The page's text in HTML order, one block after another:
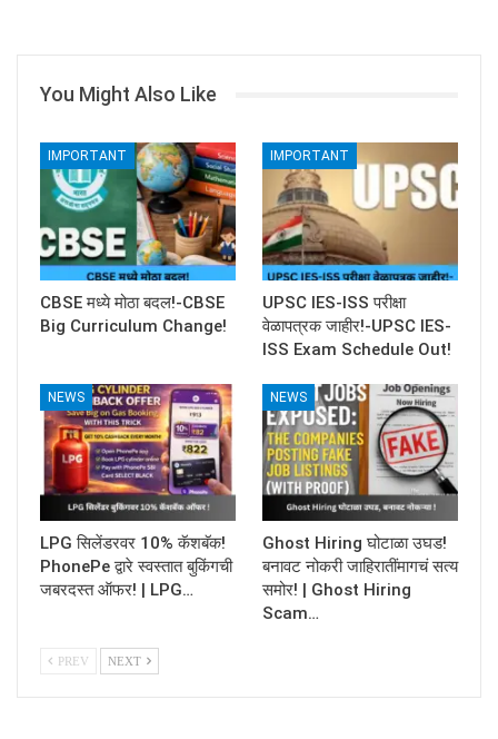
You Might Also Like
IMPORTANT
CBSE मध्ये मोठा बदल!-CBSE
Big Curriculum Change!
IMPORTANT
UPSC IES-ISS परीक्षा
वेळापत्रक जाहीर!-UPSC IES-
ISS Exam Schedule Out!
NEWS
LPG सिलेंडरवर 10% कॅशबॅक!
PhonePe द्वारे स्वस्तात बुकिंगची
जबरदस्त ऑफर! | LPG…
NEWS
Ghost Hiring घोटाळा उघड!
बनावट नोकरी जाहिरातींमागचं सत्य
समोर! | Ghost Hiring
Scam…
PREV NEXT